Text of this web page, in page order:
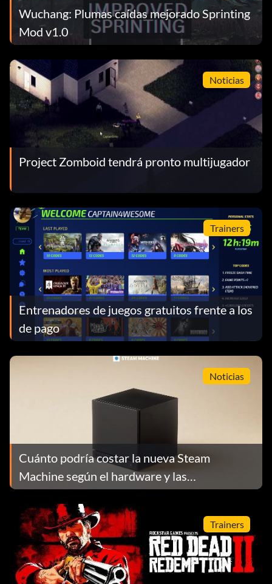
Wuchang: Plumas caídas mejorado Sprinting
Mod v1.0
Noticias
Project Zomboid tendrá pronto multijugador
Trainers
Entrenadores de juegos gratuitos frente a los
de pago
Noticias
Cuánto podría costar la nueva Steam
Machine según el hardware y las
estimaciones del sector
Trainers